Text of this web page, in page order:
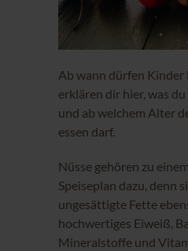
Ab wann dürfen Kinder
erklären dir hier, was
und ab welchem Alter
essen darf.
Nüsse gehören zu
Speiseplan dazu, denn
ungesättigte Fette
hochwertiges Eiweiß,
Mineralstoffe und